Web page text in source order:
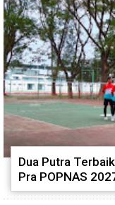
Dua Putra
Pra POPNAS